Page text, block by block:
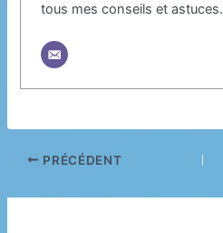
tous mes conseils et astuces.
PRÉCÉDENT